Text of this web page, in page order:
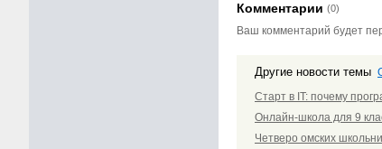
Комментарии (0)
Ваш комментарий будет
Другие новости темы
Старт в IT: почему
Онлайн-школа для 9
Четверо омских